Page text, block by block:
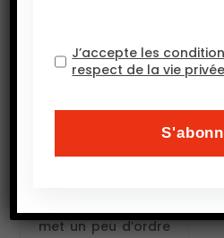
données pour
mission d’améliorer
africaine et le sort
de ses agriculteurs.
met un peu d’ordre
J’accepte les
respect de la vie privée